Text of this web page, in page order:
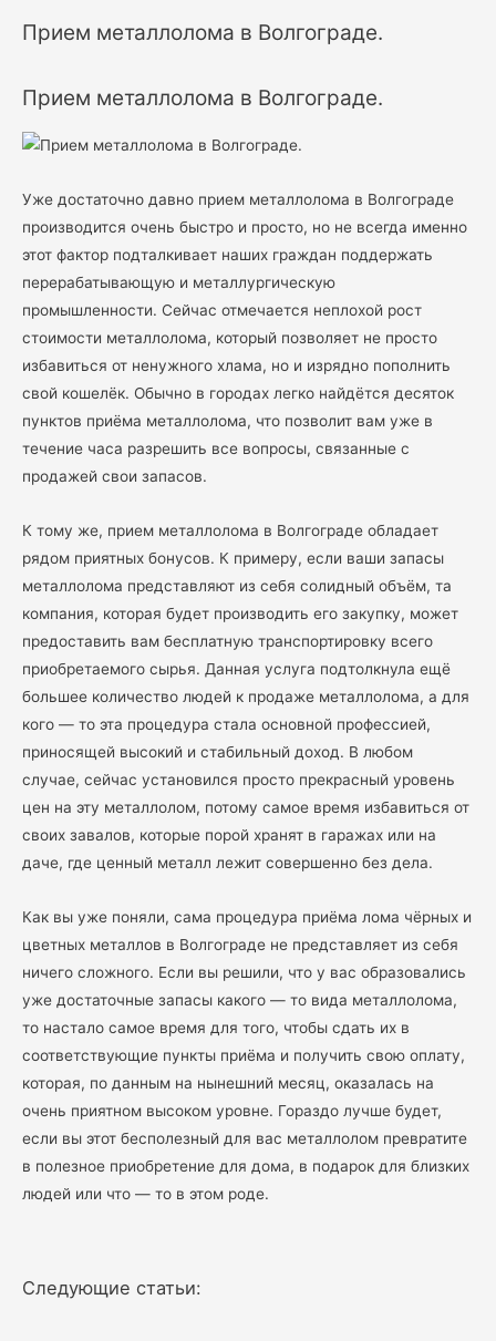
Прием металлолома в Волгограде.
Прием металлолома в Волгограде.
Уже достаточно давно прием металлолома в Волгограде
производится очень быстро и просто, но не всегда именно
этот фактор подталкивает наших граждан поддержать
перерабатывающую и металлургическую
промышленности. Сейчас отмечается неплохой рост
стоимости металлолома, который позволяет не просто
избавиться от ненужного хлама, но и изрядно пополнить
свой кошелёк. Обычно в городах легко найдётся десяток
пунктов приёма металлолома, что позволит вам уже в
течение часа разрешить все вопросы, связанные с
продажей свои запасов.
К тому же, прием металлолома в Волгограде обладает
рядом приятных бонусов. К примеру, если ваши запасы
металлолома представляют из себя солидный объём, та
компания, которая будет производить его закупку, может
предоставить вам бесплатную транспортировку всего
приобретаемого сырья. Данная услуга подтолкнула ещё
большее количество людей к продаже металлолома, а для
кого — то эта процедура стала основной профессией,
приносящей высокий и стабильный доход. В любом
случае, сейчас установился просто прекрасный уровень
цен на эту металлолом, потому самое время избавиться от
своих завалов, которые порой хранят в гаражах или на
даче, где ценный металл лежит совершенно без дела.
Как вы уже поняли, сама процедура приёма лома чёрных и
цветных металлов в Волгограде не представляет из себя
ничего сложного. Если вы решили, что у вас образовались
уже достаточные запасы какого — то вида металлолома,
то настало самое время для того, чтобы сдать их в
соответствующие пункты приёма и получить свою оплату,
которая, по данным на нынешний месяц, оказалась на
очень приятном высоком уровне. Гораздо лучше будет,
если вы этот бесполезный для вас металлолом превратите
в полезное приобретение для дома, в подарок для близких
людей или что — то в этом роде.
Следующие статьи: